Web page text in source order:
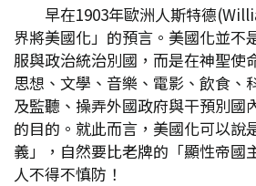
早在1903年歐洲人斯特德
界將美國化」的預言。美國化並不
服與政治統治別國，而是在神聖使
思想、文學、音樂、電影、飲食、
及監聽、操弄外國政府與干預別國
的目的。就此而言，美國化可以說
義」，自然要比老牌的「顯性帝國
人不得不慎防！